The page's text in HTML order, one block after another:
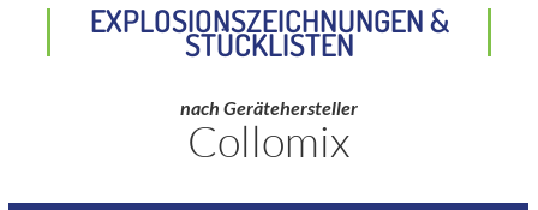
EXPLOSIONSZEICHNUNGEN &
STÜCKLISTEN
nach Gerätehersteller
Collomix